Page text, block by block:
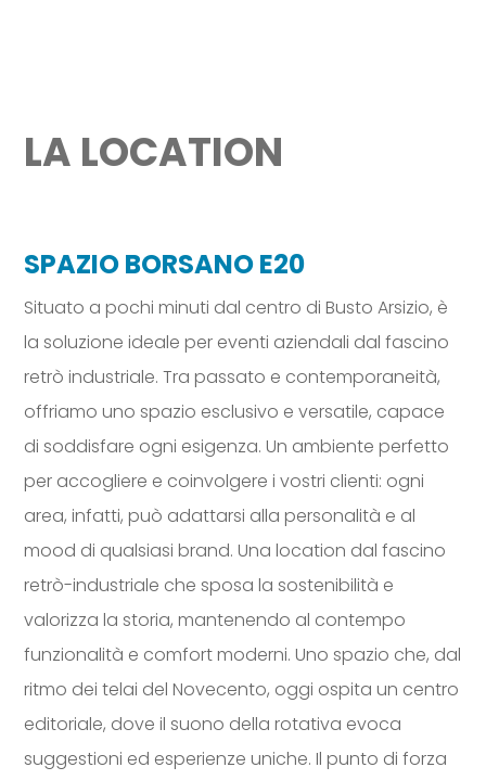
LA LOCATION
SPAZIO BORSANO E20
Situato a pochi minuti dal centro di Busto Arsizio, è
la soluzione ideale per eventi aziendali dal fascino
retrò industriale. Tra passato e contemporaneità,
offriamo uno spazio esclusivo e versatile, capace
di soddisfare ogni esigenza. Un ambiente perfetto
per accogliere e coinvolgere i vostri clienti: ogni
area, infatti, può adattarsi alla personalità e al
mood di qualsiasi brand. Una location dal fascino
retrò-industriale che sposa la sostenibilità e
valorizza la storia, mantenendo al contempo
funzionalità e comfort moderni. Uno spazio che, dal
ritmo dei telai del Novecento, oggi ospita un centro
editoriale, dove il suono della rotativa evoca
suggestioni ed esperienze uniche. Il punto di forza